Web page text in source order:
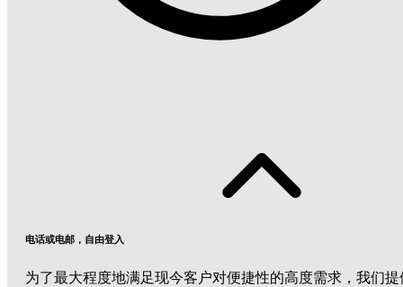
电话或电邮，自由登入
为了最大程度地满足现今客户对便捷性的高度需求，我们提